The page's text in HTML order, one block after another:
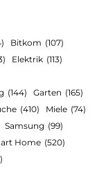
Bitkom (107)
Elektrik (113)
(144) Garten (165)
(410) Miele (74)
Samsung (99)
Home (520)